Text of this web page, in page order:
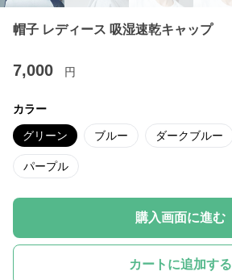
帽子 レディース 吸湿速乾キャップ
7,000 円
カラー
グリーン ブルー ダークブルー
パープル
購入画面に進む
カートに追加する